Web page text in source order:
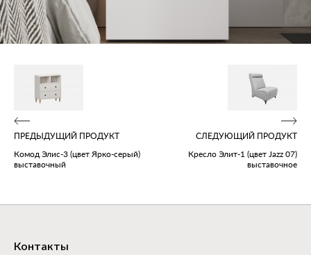
ПРЕДЫДУЩИЙ ПРОДУКТ
Комод Элис‑3 (цвет Ярко‑серый)
выставочный
СЛЕДУЮЩИЙ ПРОДУКТ
Кресло Элит‑1 (цвет Jazz 07)
выставочное
Контакты